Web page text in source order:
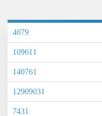
4079
109611
140761
12909031
7431